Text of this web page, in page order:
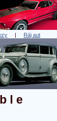
| Ráj aut